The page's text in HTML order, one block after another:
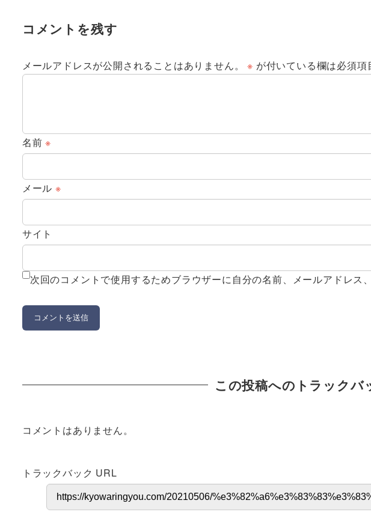
コメントを残す
メールアドレスが公開されることはありません。 ※ が付いている欄は必須項
名前※
メール ※
サイト
次回のコメントで使用するためブラウザーに自分の名前、メールアドレス
この投稿へのトラックバ
コメントはありません。
トラックバック URL